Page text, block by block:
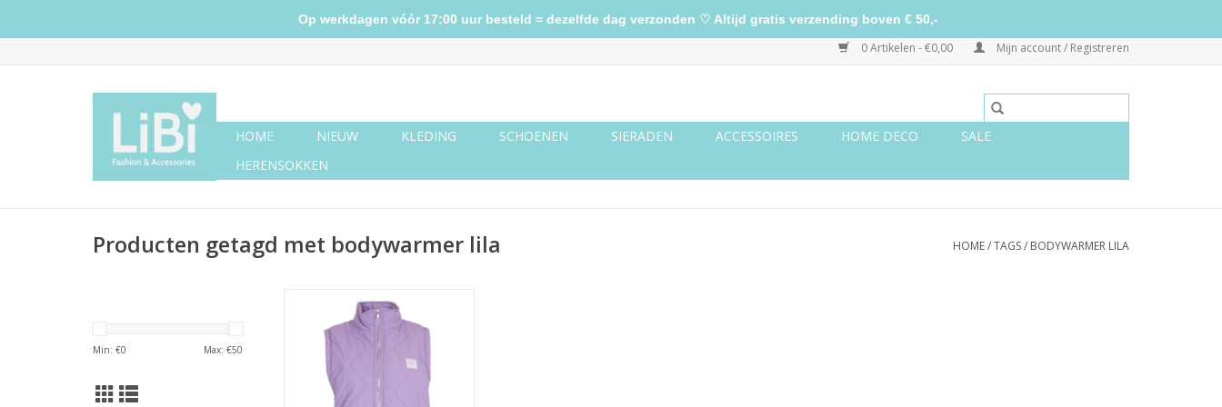
0 Artikelen - €0,00 Mijn account / Registreren
HOME NIEUW KLEDING SCHOENEN SIERADEN ACCESSOIRES HOME DECO
SALE
HERENSOKKEN
Producten getagd met bodywarmer lila HOME/TAGS/ BODYWARMER LILA
Min: €0 Max: €50
Bodywarmer - lila
TOEVOEGEN AAN WINKELWAGEN
Op werkdagen vóór 17:00 uur besteld = dezelfde dag verzonden ♡ Altijd gratis verzending boven € 50,-